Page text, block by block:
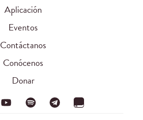
Aplicación
Eventos
Contáctanos
Conócenos
Donar